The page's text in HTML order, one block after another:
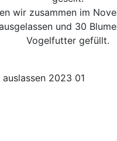
wir zusammen im
und 30
Vogelfutter gefüllt.